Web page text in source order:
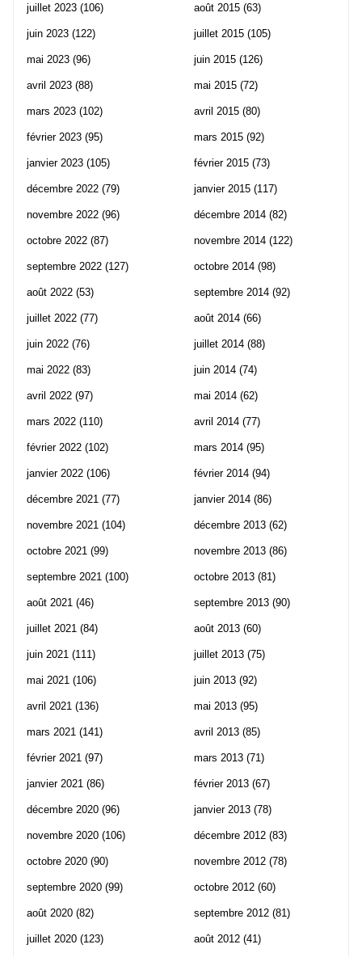
juillet 2023 (106)
juin 2023 (122)
mai 2023 (96)
avril 2023 (88)
mars 2023 (102)
février 2023 (95)
janvier 2023 (105)
décembre 2022 (79)
novembre 2022 (96)
octobre 2022 (87)
septembre 2022 (127)
août 2022 (53)
juillet 2022 (77)
juin 2022 (76)
mai 2022 (83)
avril 2022 (97)
mars 2022 (110)
février 2022 (102)
janvier 2022 (106)
décembre 2021 (77)
novembre 2021 (104)
octobre 2021 (99)
septembre 2021 (100)
août 2021 (46)
juillet 2021 (84)
juin 2021 (111)
mai 2021 (106)
avril 2021 (136)
mars 2021 (141)
février 2021 (97)
janvier 2021 (86)
décembre 2020 (96)
novembre 2020 (106)
octobre 2020 (90)
septembre 2020 (99)
août 2020 (82)
juillet 2020 (123)
août 2015 (63)
juillet 2015 (105)
juin 2015 (126)
mai 2015 (72)
avril 2015 (80)
mars 2015 (92)
février 2015 (73)
janvier 2015 (117)
décembre 2014 (82)
novembre 2014 (122)
octobre 2014 (98)
septembre 2014 (92)
août 2014 (66)
juillet 2014 (88)
juin 2014 (74)
mai 2014 (62)
avril 2014 (77)
mars 2014 (95)
février 2014 (94)
janvier 2014 (86)
décembre 2013 (62)
novembre 2013 (86)
octobre 2013 (81)
septembre 2013 (90)
août 2013 (60)
juillet 2013 (75)
juin 2013 (92)
mai 2013 (95)
avril 2013 (85)
mars 2013 (71)
février 2013 (67)
janvier 2013 (78)
décembre 2012 (83)
novembre 2012 (78)
octobre 2012 (60)
septembre 2012 (81)
août 2012 (41)